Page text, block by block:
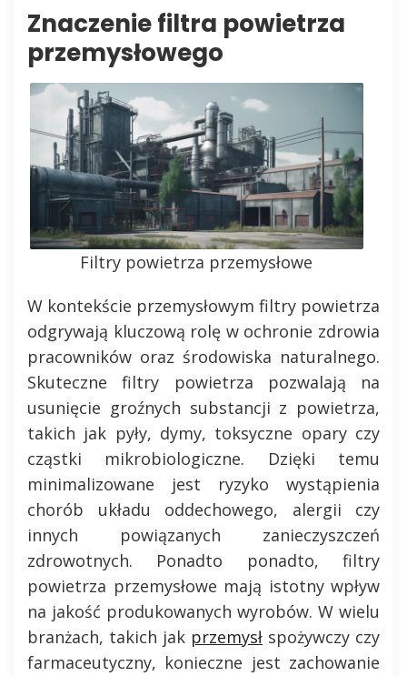
Znaczenie filtra powietrza
przemysłowego
Filtry powietrza przemysłowe
W kontekście przemysłowym filtry powietrza
odgrywają kluczową rolę w ochronie zdrowia
pracowników oraz środowiska naturalnego.
Skuteczne filtry powietrza pozwalają na
usunięcie groźnych substancji z powietrza,
takich jak pyły, dymy, toksyczne opary czy
cząstki mikrobiologiczne. Dzięki temu
minimalizowane jest ryzyko wystąpienia
chorób układu oddechowego, alergii czy
innych powiązanych zanieczyszczeń
zdrowotnych. Ponadto ponadto, filtry
powietrza przemysłowe mają istotny wpływ
na jakość produkowanych wyrobów. W wielu
branżach, takich jak przemysł spożywczy czy
farmaceutyczny, konieczne jest zachowanie